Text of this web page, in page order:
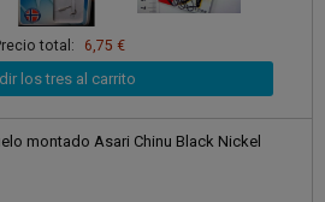
total: 6,75 €
los tres al carrito
montado Asari Chinu Black Nickel